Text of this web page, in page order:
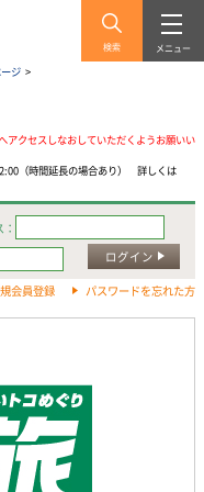
検索 メニュー
ジ >
アクセスしなおしていただくようお願いい
（時間延長の場合あり） 詳しくは
ログイン
会員登録 パスワードを忘れた方